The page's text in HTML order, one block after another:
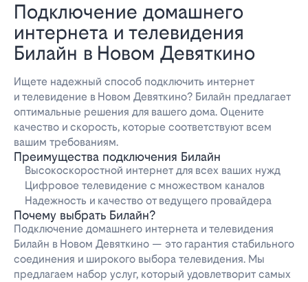
Подключение домашнего
интернета и телевидения
Билайн в Новом Девяткино
Ищете надежный способ подключить интернет
и телевидение в Новом Девяткино? Билайн предлагает
оптимальные решения для вашего дома. Оцените
качество и скорость, которые соответствуют всем
вашим требованиям.
Преимущества подключения Билайн
Высокоскоростной интернет для всех ваших нужд
Цифровое телевидение с множеством каналов
Надежность и качество от ведущего провайдера
Почему выбрать Билайн?
Подключение домашнего интернета и телевидения
Билайн в Новом Девяткино — это гарантия стабильного
соединения и широкого выбора телевидения. Мы
предлагаем набор услуг, который удовлетворит самых